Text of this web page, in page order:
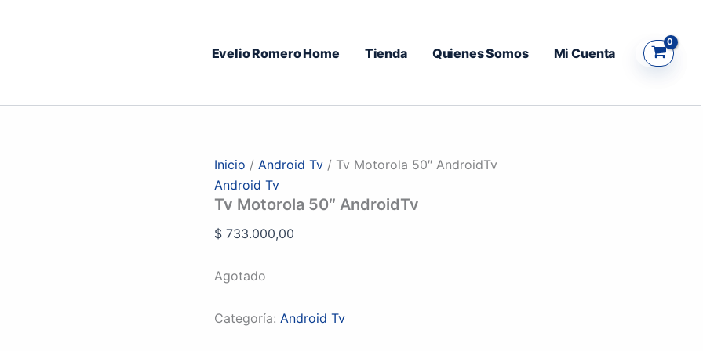
Evelio Romero Home Tienda Quienes Somos Mi Cuenta
Inicio /Android Tv / Tv Motorola 50″ AndroidTv
Android Tv
Tv Motorola 50″ AndroidTv
$ 733.000,00
Agotado
Categoría:Android Tv